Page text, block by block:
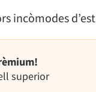
d’Office
Docs
incòmodes
superior